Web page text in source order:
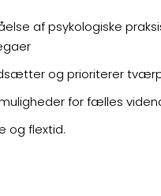
af psykologiske
og prioriterer
for fælles
og flextid.